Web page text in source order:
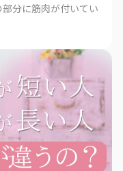
分に筋肉が付いてい